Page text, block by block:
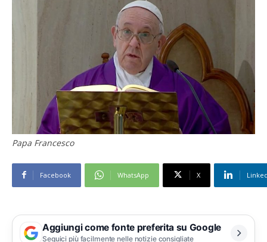
Papa Francesco
Facebook WhatsApp X
Aggiungi come fonte preferita su Google
Seguici più facilmente nelle notizie consigliate